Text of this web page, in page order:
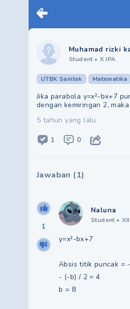
Muhamad rizki
Student • X IPA
UTBK Saintek Matematika
Jika parabola y=x²-bx+7
dengan kemiringan 2,
5 tahun yang lalu
1 0
Jawaban (1)
1
Naluna
Student •
y=x²-bx+7
Absis titik puncak =
- (-b) / 2 = 4
b = 8